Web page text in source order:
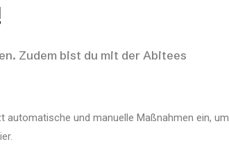
Zudem bist du mit der Abitees
automatische und manuelle Maßnahmen ein, um